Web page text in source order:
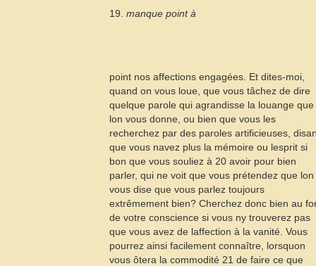
19. manque point à
point nos affections engagées. Et dites-moi,
quand on vous loue, que vous tâchez de dire
quelque parole qui agrandisse la louange que
lon vous donne, ou bien que vous les
recherchez par des paroles artificieuses,
que vous navez plus la mémoire ou lesprit si
bon que vous souliez à 20 avoir pour bien
parler, qui ne voit que vous prétendez que lon
vous dise que vous parlez toujours
extrêmement bien? Cherchez donc bien au
de votre conscience si vous ny trouverez pas
que vous avez de laffection à la vanité. Vous
pourrez ainsi facilement connaître, lorsquon
vous ôtera la commodité 21 de faire ce que